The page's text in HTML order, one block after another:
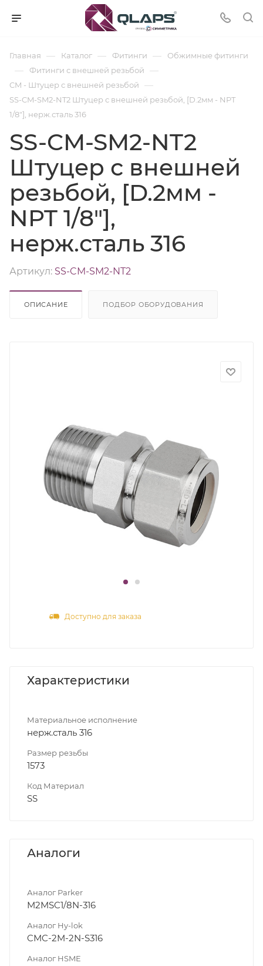
Главная — Каталог — Фитинги — Обжимные фитинги
— Фитинги с внешней резьбой —
CM - Штуцер с внешней резьбой —
SS-CM-SM2-NT2 Штуцер с внешней резьбой, [D.2мм - NPT
1/8"], нерж.сталь 316
SS-CM-SM2-NT2
Штуцер с внешней
резьбой, [D.2мм -
NPT 1/8"],
нерж.сталь 316
Артикул: SS-CM-SM2-NT2
ОПИСАНИЕ ПОДБОР ОБОРУДОВАНИЯ
Доступно для заказа
Характеристики
Материальное исполнение
нерж.сталь 316
Размер резьбы
1573
Код Материал
SS
Аналоги
Аналог Parker
M2MSC1/8N-316
Аналог Hy-lok
CMC-2M-2N-S316
Аналог HSME